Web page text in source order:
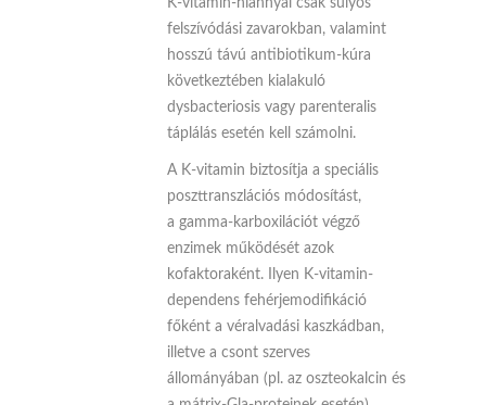
felszívódási zavarokban, valamint
hosszú távú antibiotikum-kúra
következtében kialakuló
dysbacteriosis vagy parenteralis
táplálás esetén kell számolni.
A K-vitamin biztosítja a speciális
poszttranszlációs módosítást,
a gamma-karboxilációt végző
enzimek működését azok
kofaktoraként. Ilyen K-vitamin-
dependens fehérjemodifikáció
főként a véralvadási kaszkádban,
illetve a csont szerves
állományában (pl. az oszteokalcin és